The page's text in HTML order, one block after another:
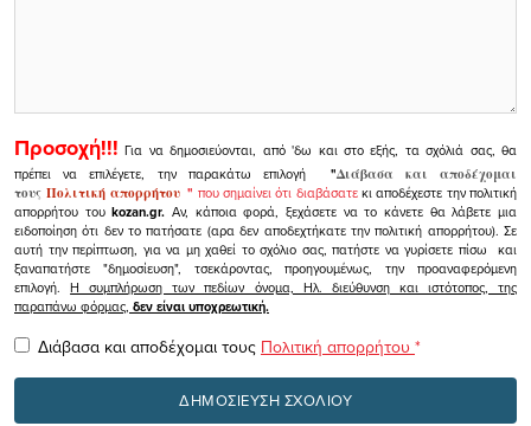
Προσοχή!!! Για να δημοσιεύονται, από 'δω και στο εξής, τα σχόλιά σας, θα
πρέπει να επιλέγετε, την παρακάτω επιλογή
"Διάβασα και αποδέχομαι
τουςΠολιτική απορρήτου" που σημαίνει ότι διαβάσατεκι αποδέχεστε την πολιτική
απορρήτου τουkozan.gr. Αν, κάποια φορά, ξεχάσετε να το κάνετε θα λάβετε μια
ειδοποίηση ότι δεν το πατήσατε (αρα δεν αποδεχτήκατε την πολιτική απορρήτου). Σε
αυτή την περίπτωση, για να μη χαθεί το σχόλιο σας, πατήστε να γυρίσετε πίσω και
ξαναπατήστε "δημοσίευση", τσεκάροντας, προηγουμένως, την προαναφερόμενη
επιλογή.Η συμπλήρωση των πεδίων όνομα, Ηλ. διεύθυνση και ιστότοπος, της
παραπάνω φόρμας, δεν είναι υποχρεωτική.
Διάβασα και αποδέχομαι τους Πολιτική απορρήτου *